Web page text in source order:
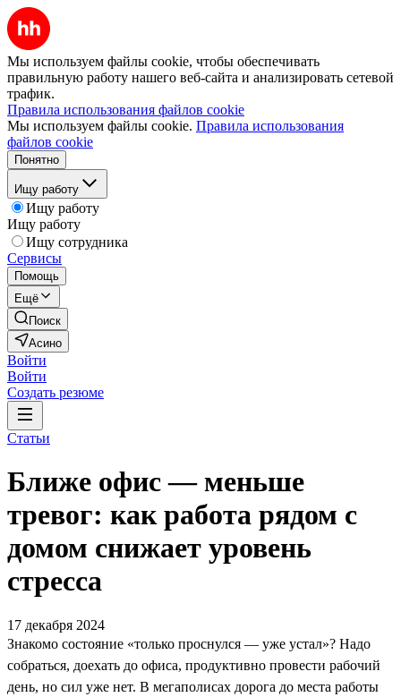
Мы используем файлы cookie, чтобы обеспечивать
правильную работу нашего веб-сайта и анализировать сетевой
трафик.
Правила использования файлов cookie
Мы используем файлы cookie. Правила использования
файлов cookie
Понятно
Ищу работу
Ищу работу
Ищу работу
Ищу сотрудника
Сервисы
Помощь
Ещё
Поиск
Асино
Войти
Войти
Создать резюме
Статьи
Ближе офис — меньше
тревог: как работа рядом с
домом снижает уровень
стресса
17 декабря 2024
Знакомо состояние «только проснулся — уже устал»? Надо
собраться, доехать до офиса, продуктивно провести рабочий
день, но сил уже нет. В мегаполисах дорога до места работы